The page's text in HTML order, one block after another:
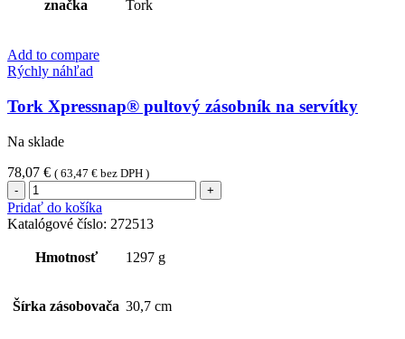
značka Tork
Add to compare
Rýchly náhľad
Tork Xpressnap® pultový zásobník na servítky
Na sklade
78,07 € ( 63,47 € bez DPH )
množstvo
Tork
Xpressnap®
pultový
zásobník
Pridať do košíka
Katalógové číslo: 272513
Hmotnosť 1297 g
Šírka zásobovača 30,7 cm